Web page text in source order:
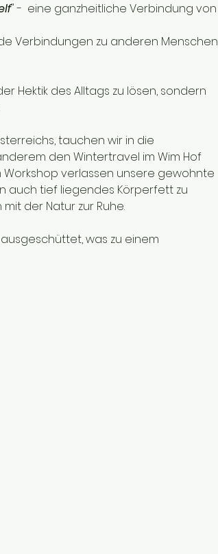
" -  eine ganzheitliche Verbindung von
Verbindungen zu anderen Menschen
Hektik des Alltags zu lösen, sondern
tauchen wir in die
den Wintertravel im Wim Hof
Workshop verlassen unsere gewohnte
auch tief liegendes Körperfett zu
der Natur zur Ruhe.
was zu einem